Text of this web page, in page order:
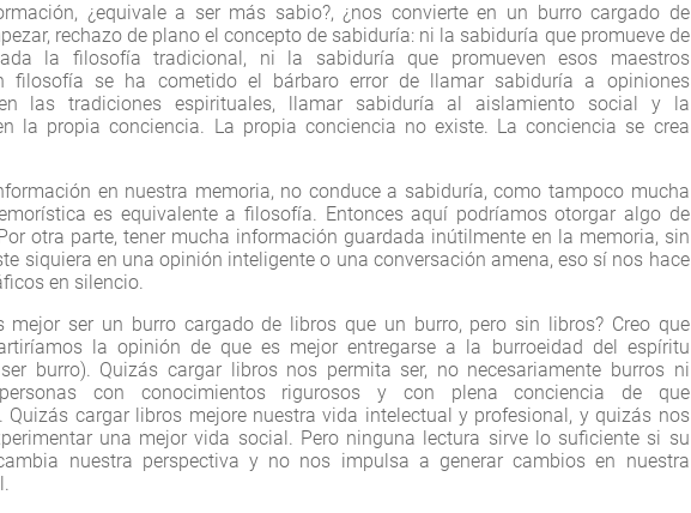
¿equivale a ser más sabio?, ¿nos convierte en un burro cargado de
rechazo de plano el concepto de sabiduría: ni la sabiduría que promueve de
la filosofía tradicional, ni la sabiduría que promueven esos maestros
filosofía se ha cometido el bárbaro error de llamar sabiduría a opiniones
las tradiciones espirituales, llamar sabiduría al aislamiento social y la
la propia conciencia. La propia conciencia no existe. La conciencia se crea
en nuestra memoria, no conduce a sabiduría, como tampoco mucha
es equivalente a filosofía. Entonces aquí podríamos otorgar algo de
otra parte, tener mucha información guardada inútilmente en la memoria, sin
siquiera en una opinión inteligente o una conversación amena, eso sí nos hace
en silencio.
mejor ser un burro cargado de libros que un burro, pero sin libros? Creo que
la opinión de que es mejor entregarse a la burroeidad del espíritu
burro). Quizás cargar libros nos permita ser, no necesariamente burros ni
con conocimientos rigurosos y con plena conciencia de que
Quizás cargar libros mejore nuestra vida intelectual y profesional, y quizás nos
una mejor vida social. Pero ninguna lectura sirve lo suficiente si su
nuestra perspectiva y no nos impulsa a generar cambios en nuestra